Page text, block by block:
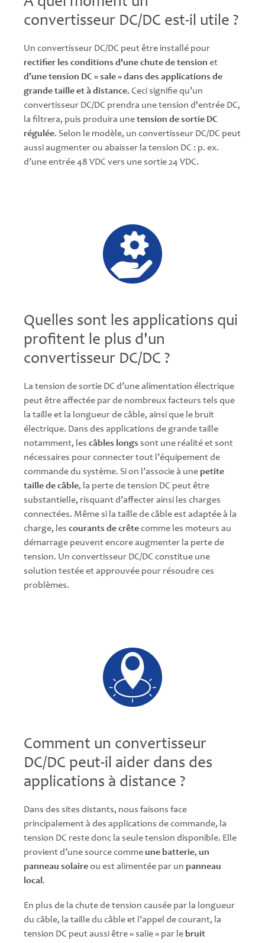
convertisseur DC/DC est-il utile ?
Un convertisseur DC/DC peut être installé pour
rectifier les conditions d'une chute de tension et
d’une tension DC « sale » dans des applications de
grande taille et à distance.Ceci signifie qu’un
convertisseur DC/DC prendra une tension d'entrée DC,
la filtrera, puis produira unetension de sortie DC
régulée. Selon le modèle, un convertisseur DC/DC peut
aussi augmenter ou abaisser la tension DC : p. ex.
d’une entrée 48 VDC vers une sortie 24 VDC.
Quelles sont les applications qui
profitent le plus d'un
convertisseur DC/DC ?
La tension de sortie DC d’une alimentation électrique
peut être affectée par de nombreux facteurs tels que
la taille et la longueur de câble, ainsi que le bruit
électrique. Dans des applications de grande taille
notamment, les câbles longs sont une réalité et sont
nécessaires pour connecter tout l’équipement de
commande du système. Si on l’associe à unepetite
taille de câble, la perte de tension DC peut être
substantielle, risquant d’affecter ainsi les charges
connectées. Même si la taille de câble est adaptée à la
charge, les courants de crêtecomme les moteurs au
démarrage peuvent encore augmenter la perte de
tension. Un convertisseur DC/DC constitue une
solution testée et approuvée pour résoudre ces
problèmes.
Comment un convertisseur
DC/DC peut-il aider dans des
applications à distance ?
Dans des sites distants, nous faisons face
principalement à des applications de commande, la
tension DC reste donc la seule tension disponible. Elle
provient d’une source commeune batterie, un
panneau solaireou est alimentée par un panneau
local .
En plus de la chute de tension causée par la longueur
du câble, la taille du câble et l’appel de courant, la
tension DC peut aussi être « salie » par lebruit